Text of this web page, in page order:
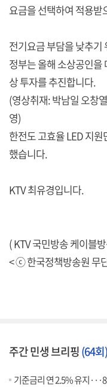
요금을 선택하여 적용
전기요금 부담을 낮추기
정부는 올해 소상공인을
상 투자를 추진합니다.
(영상취재: 박남일 오창
영)
한전도 고효율 LED 지
했습니다.
KTV 최유경입니다.
( KTV 국민방송 케이블
< ⓒ 한국정책방송원 무
주간 민생 브리핑(64회)
기준금리 연 2.5% 유지